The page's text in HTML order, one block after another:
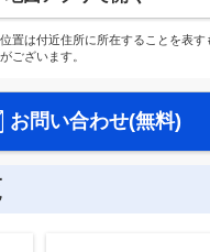
置は付近住所に所在することを表す
ございます。
お問い合わせ(無料)